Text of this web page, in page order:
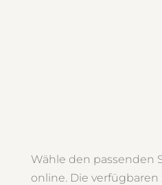
Wähle den passenden
online. Die